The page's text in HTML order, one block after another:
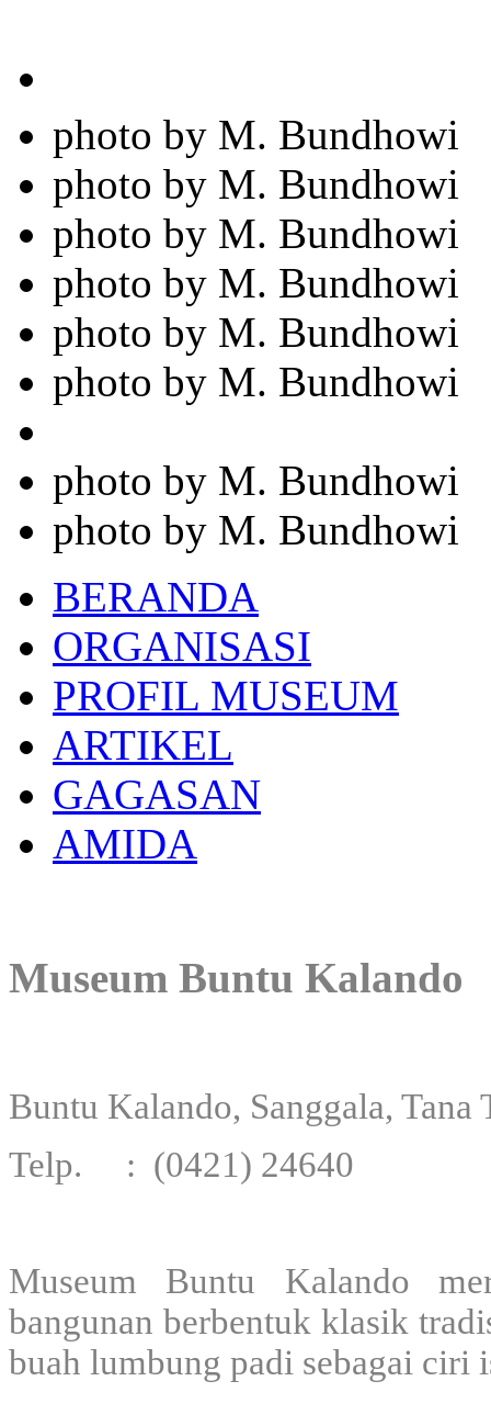
photo by M. Bundhowi
photo by M. Bundhowi
photo by M. Bundhowi
photo by M. Bundhowi
photo by M. Bundhowi
photo by M. Bundhowi
photo by M. Bundhowi
photo by M. Bundhowi
BERANDA
ORGANISASI
PROFIL MUSEUM
ARTIKEL
GAGASAN
AMIDA
Museum Buntu Kalando
Buntu Kalando, Sanggala, Tana
Telp. : (0421) 24640
Museum Buntu Kalando
bangunan berbentuk klasik
buah lumbung padi sebagai ciri